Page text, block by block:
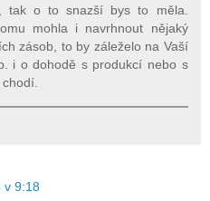
tak o to snazší bys to měla.
mohla i navrhnout nějaký
zásob, to by záleželo na Vaší
i o dohodě s produkcí nebo s
v 9:18